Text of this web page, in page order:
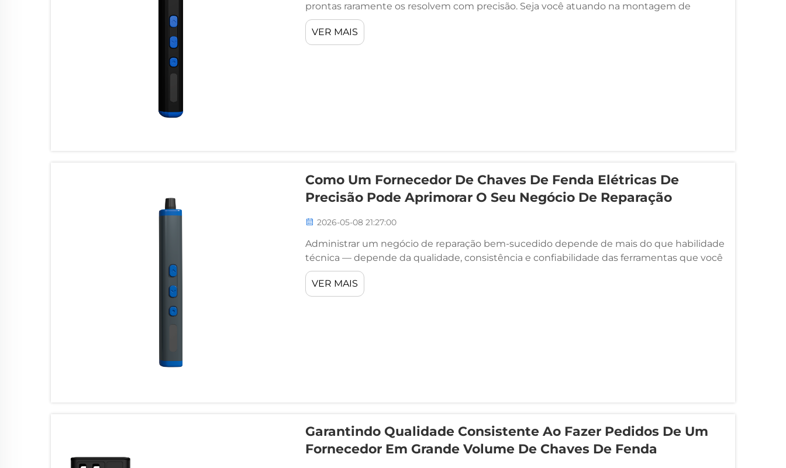
prontas raramente os resolvem com precisão. Seja você atuando na montagem de
eletrônicos, na fabricação de dispositivos médicos, na manutenção aeroespacial ou em
instrumentação de precisão, ...
VER MAIS
Como Um Fornecedor De Chaves De Fenda Elétricas De
Precisão Pode Aprimorar O Seu Negócio De Reparação
2026-05-08 21:27:00
Administrar um negócio de reparação bem-sucedido depende de mais do que habilidade
técnica — depende da qualidade, consistência e confiabilidade das ferramentas que você
utiliza diariamente. Escolher o fornecedor certo de chaves de fenda elétricas de precisão
pode ser um verdadeiro ponto de inflexão...
VER MAIS
Garantindo Qualidade Consistente Ao Fazer Pedidos De Um
Fornecedor Em Grande Volume De Chaves De Fenda